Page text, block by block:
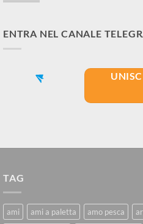
ENTRA NEL CANALE
TAG
ami ami a paletta amo pesca